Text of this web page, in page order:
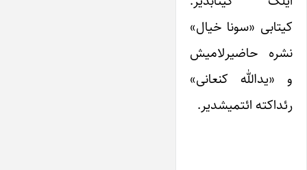
کیتابی «سونا خیال»
نشره حاضیرلامیش
و «یدالله کنعانی»
رئداکته ائتمیشدیر.